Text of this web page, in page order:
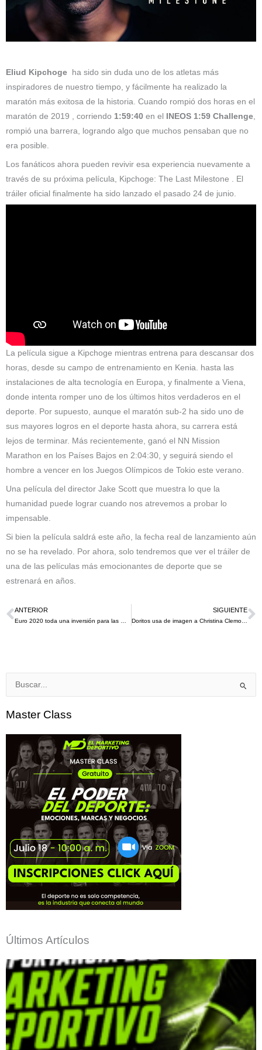
Eliud Kipchoge ha sido sin duda uno de los atletas más
inspiradores de nuestro tiempo, y fácilmente ha realizado la
maratón más exitosa de la historia. Cuando rompió dos horas en el
maratón de 2019 , corriendo 1:59:40 en el INEOS 1:59 Challenge
rompió una barrera, logrando algo que muchos pensaban que no
era posible.
Los fanáticos ahora pueden revivir esa experiencia nuevamente a
través de su próxima película, Kipchoge: The Last Milestone . El
tráiler oficial finalmente ha sido lanzado el pasado 24 de junio.
La película sigue a Kipchoge mientras entrena para descansar dos
horas, desde su campo de entrenamiento en Kenia. hasta las
instalaciones de alta tecnología en Europa, y finalmente a Viena,
donde intenta romper uno de los últimos hitos verdaderos en el
deporte. Por supuesto, aunque el maratón sub-2 ha sido uno de
sus mayores logros en el deporte hasta ahora, su carrera está
lejos de terminar. Más recientemente, ganó el NN Mission
Marathon en los Países Bajos en 2:04:30, y seguirá siendo el
hombre a vencer en los Juegos Olímpicos de Tokio este verano.
Una película del director Jake Scott que muestra lo que la
humanidad puede lograr cuando nos atrevemos a probar lo
impensable.
Si bien la película saldrá este año, la fecha real de lanzamiento aún
no se ha revelado. Por ahora, solo tendremos que ver el tráiler de
una de las películas más emocionantes de deporte que se
estrenará en años.
Ant
ANTERIOR SIGUIENTE
Doritos usa de imagen a Christina Clemons en su bolsa después de usar aretes Cool Ranch en las pruebas olímpicas
Buscar
Master Class
Últimos Artículos